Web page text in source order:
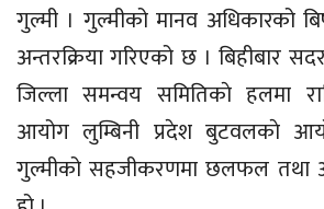
गुल्मी । गुल्मीको मानव अधिकारको
अन्तरक्रिया गरिएको छ । बिहीबार
जिल्ला समन्वय समितिकाे हलमा
आयोग लुम्बिनी प्रदेश बुटवलकाे
गुल्मीको सहजीकरणमा छलफल तथा